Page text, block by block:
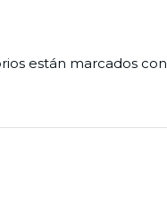
están marcados con